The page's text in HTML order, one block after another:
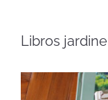
Libros